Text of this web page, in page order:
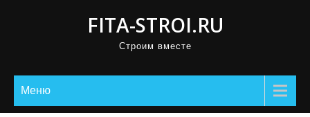
FITA-STROI.RU
Строим вместе
Меню